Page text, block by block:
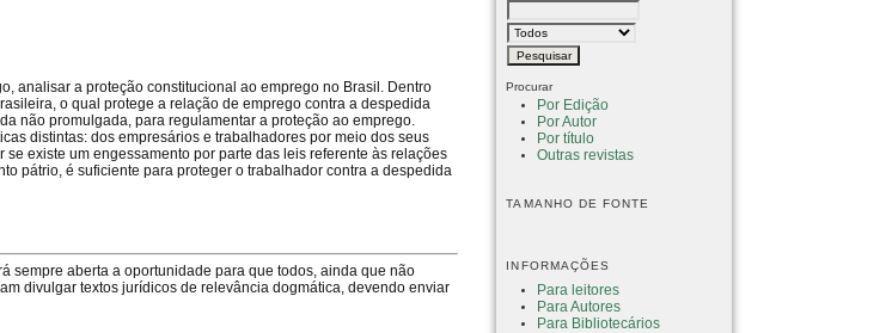
Procurar
Por Edição
Por Autor
Por título
Outras revistas
TAMANHO DE FONTE
INFORMAÇÕES
Para leitores
Para Autores
Para Bibliotecários
analisar a proteção constitucional ao emprego no Brasil. Dentro
o qual protege a relação de emprego contra a despedida
não promulgada, para regulamentar a proteção ao emprego.
distintas: dos empresários e trabalhadores por meio dos seus
existe um engessamento por parte das leis referente às relações
pátrio, é suficiente para proteger o trabalhador contra a despedida
sempre aberta a oportunidade para que todos, ainda que não
divulgar textos jurídicos de relevância dogmática, devendo enviar